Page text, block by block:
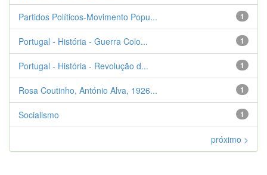
1
Partidos Políticos-Movimento Popu...
1
Portugal - História - Guerra Colo...
1
Portugal - História - Revolução d...
1
Rosa Coutinho, António Alva, 1926...
1
Socialismo
próximo >